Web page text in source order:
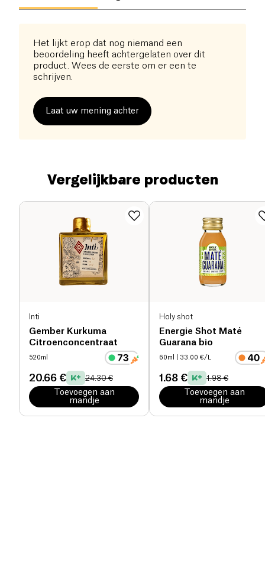
Het lijkt erop dat nog niemand een
beoordeling heeft achtergelaten over dit
product. Wees de eerste om er een te
schrijven.
Laat uw mening achter
Vergelijkbare producten
Inti
Gember Kurkuma
Citroenconcentraat
520ml
20.66 € 24.30 €
Toevoegen aan
mandje
Holy shot
Energie Shot Maté
Guarana bio
60ml | 33.00 €/L
1.68 € 1.98 €
Toevoegen aan
mandje